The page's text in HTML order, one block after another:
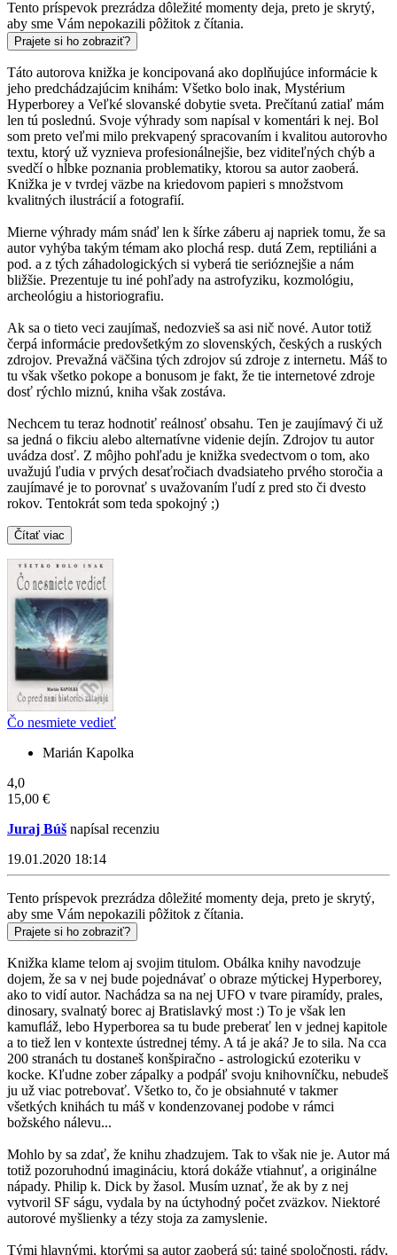
Tento príspevok prezrádza dôležité momenty deja, preto je skrytý,
aby sme Vám nepokazili pôžitok z čítania.
Prajete si ho zobraziť?
Táto autorova knižka je koncipovaná ako doplňujúce informácie k
jeho predchádzajúcim knihám: Všetko bolo inak, Mystérium
Hyperborey a Veľké slovanské dobytie sveta. Prečítanú zatiaľ mám
len tú poslednú. Svoje výhrady som napísal v komentári k nej. Bol
som preto veľmi milo prekvapený spracovaním i kvalitou autorovho
textu, ktorý už vyznieva profesionálnejšie, bez viditeľných chýb a
svedčí o hĺbke poznania problematiky, ktorou sa autor zaoberá.
Knižka je v tvrdej väzbe na kriedovom papieri s množstvom
kvalitných ilustrácií a fotografií.
Mierne výhrady mám snáď len k šírke záberu aj napriek tomu, že sa
autor vyhýba takým témam ako plochá resp. dutá Zem, reptiliáni a
pod. a z tých záhadologických si vyberá tie serióznejšie a nám
bližšie. Prezentuje tu iné pohľady na astrofyziku, kozmológiu,
archeológiu a historiografiu.
Ak sa o tieto veci zaujímaš, nedozvieš sa asi nič nové. Autor totiž
čerpá informácie predovšetkým zo slovenských, českých a ruských
zdrojov. Prevažná väčšina tých zdrojov sú zdroje z internetu. Máš to
tu však všetko pokope a bonusom je fakt, že tie internetové zdroje
dosť rýchlo miznú, kniha však zostáva.
Nechcem tu teraz hodnotiť reálnosť obsahu. Ten je zaujímavý či už
sa jedná o fikciu alebo alternatívne videnie dejín. Zdrojov tu autor
uvádza dosť. Z môjho pohľadu je knižka svedectvom o tom, ako
uvažujú ľudia v prvých desaťročiach dvadsiateho prvého storočia a
zaujímavé je to porovnať s uvažovaním ľudí z pred sto či dvesto
rokov. Tentokrát som teda spokojný ;)
Čítať viac
Čo nesmiete vedieť
Marián Kapolka
4,0
15,00 €
Juraj Búš napísal recenziu
19.01.2020 18:14
Tento príspevok prezrádza dôležité momenty deja, preto je skrytý,
aby sme Vám nepokazili pôžitok z čítania.
Prajete si ho zobraziť?
Knižka klame telom aj svojim titulom. Obálka knihy navodzuje
dojem, že sa v nej bude pojednávať o obraze mýtickej Hyperborey,
ako to vidí autor. Nachádza sa na nej UFO v tvare piramídy, prales,
dinosary, svalnatý borec aj Bratislavký most :) To je však len
kamufláž, lebo Hyperborea sa tu bude preberať len v jednej kapitole
a to tiež len v kontexte ústrednej témy. A tá je aká? Je to sila. Na cca
200 stranách tu dostaneš konšpiračno - astrologickú ezoteriku v
kocke. Kľudne zober zápalky a podpáľ svoju knihovníčku, nebudeš
ju už viac potrebovať. Všetko to, čo je obsiahnuté v takmer
všetkých knihách tu máš v kondenzovanej podobe v rámci
božského nálevu...
Mohlo by sa zdať, že knihu zhadzujem. Tak to však nie je. Autor má
totiž pozoruhodnú imagináciu, ktorá dokáže vtiahnuť, a originálne
nápady. Philip k. Dick by žasol. Musím uznať, že ak by z nej
vytvoril SF ságu, vydala by na úctyhodný počet zväzkov. Niektoré
autorové myšlienky a tézy stoja za zamyslenie.
Tými hlavnými, ktorými sa autor zaoberá sú: tajné spoločnosti, rády,